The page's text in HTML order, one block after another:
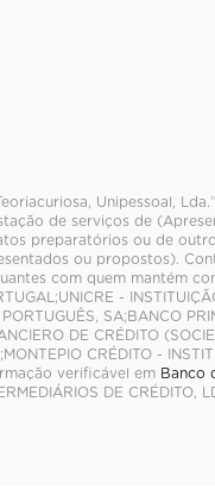
Unipessoal,
de serviços de
preparatórios ou de
ou propostos).
com quem mantém
-
PORTUGUÊS, SA;BANCO
DE CRÉDITO
CRÉDITO -
verificável em Banco
DE CRÉDITO,